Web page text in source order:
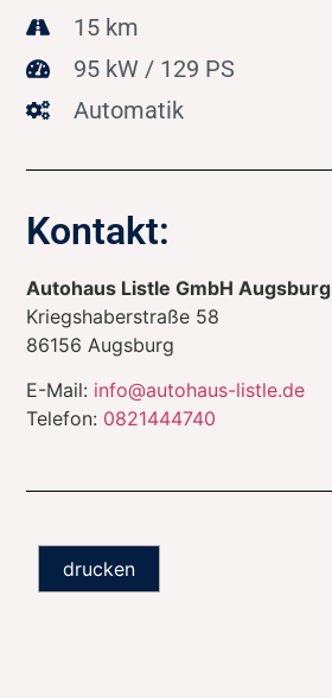
15 km
95 kW / 129 PS
Automatik
Kontakt:
Autohaus Listle GmbH Augsburg
Kriegshaberstraße 58
86156 Augsburg
E-Mail: info@autohaus-listle.de
Telefon: 0821444740
drucken